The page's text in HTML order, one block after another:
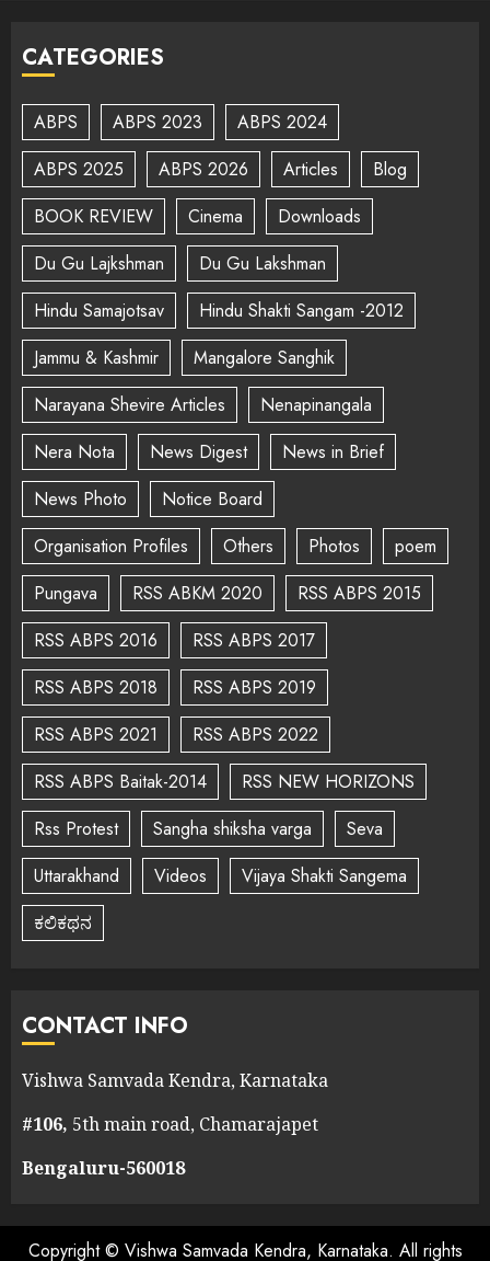
CATEGORIES
ABPS ABPS 2023
ABPS 2024
ABPS 2025
ABPS 2026 Articles
Blog
BOOK REVIEW
Cinema
Downloads
Du Gu Lajkshman
Du Gu Lakshman
Hindu Samajotsav
Hindu Shakti Sangam -2012
Jammu & Kashmir
Mangalore Sanghik
Narayana Shevire Articles
Nenapinangala
Nera Nota
News Digest
News in Brief
News Photo
Notice Board
Organisation Profiles
Others Photos
poem
Pungava
RSS ABKM 2020
RSS ABPS 2015
RSS ABPS 2016
RSS ABPS 2017
RSS ABPS 2018
RSS ABPS 2019
RSS ABPS 2021
RSS ABPS 2022
RSS ABPS Baitak-2014
RSS NEW HORIZONS
Rss Protest
Sangha shiksha varga
Seva
Uttarakhand
Videos
Vijaya Shakti Sangema
ಕಲಿಕಥನ
CONTACT INFO
Vishwa Samvada Kendra, Karnataka
#106, 5th main road, Chamarajapet
Bengaluru-560018
Copyright © Vishwa Samvada Kendra, Karnataka. All rights